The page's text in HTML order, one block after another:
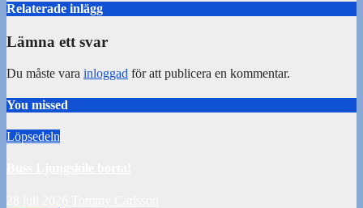
Relaterade inlägg
Lämna ett svar
Du måste vara inloggad för att publicera en kommentar.
You missed
Löpsedeln